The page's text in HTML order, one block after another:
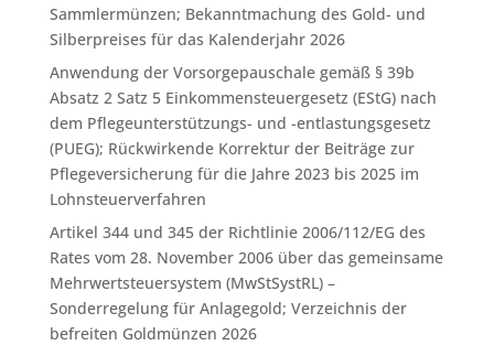
Sammlermünzen; Bekanntmachung des Gold- und
Silberpreises für das Kalenderjahr 2026
Anwendung der Vorsorgepauschale gemäß § 39b
Absatz 2 Satz 5 Einkommensteuergesetz (EStG) nach
dem Pflegeunterstützungs- und -entlastungsgesetz
(PUEG); Rückwirkende Korrektur der Beiträge zur
Pflegeversicherung für die Jahre 2023 bis 2025 im
Lohnsteuerverfahren
Artikel 344 und 345 der Richtlinie 2006/112/EG des
Rates vom 28. November 2006 über das gemeinsame
Mehrwertsteuersystem (MwStSystRL) –
Sonderregelung für Anlagegold; Verzeichnis der
befreiten Goldmünzen 2026